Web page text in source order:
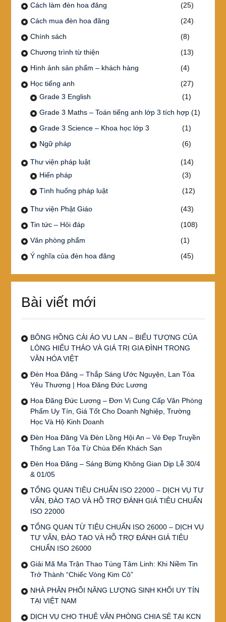
Cách làm đèn hoa đăng
(25)
Cách mua đèn hoa đăng
(24)
Chính sách
(8)
Chương trình từ thiện
(13)
Hình ảnh sản phẩm – khách hàng
(4)
Học tiếng anh
(27)
Grade 3 English
(1)
Grade 3 Maths – Toán tiếng anh lớp 3 tích hợp(1)
Grade 3 Science – Khoa học lớp 3
(1)
Ngữ pháp
(6)
Thư viện pháp luật
(14)
Hiến pháp
(3)
Tình huống pháp luật
(12)
Thư viện Phật Giáo
(43)
Tin tức – Hỏi đáp
(108)
Văn phòng phẩm
(1)
Ý nghĩa của đèn hoa đăng
(45)
Bài viết mới
BÔNG HỒNG CÀI ÁO VU LAN – BIỂU TƯỢNG CỦA
LÒNG HIẾU THẢO VÀ GIÁ TRỊ GIA ĐÌNH TRONG
VĂN HÓA VIỆT
Đèn Hoa Đăng – Thắp Sáng Ước Nguyện, Lan Tỏa
Yêu Thương | Hoa Đăng Đức Lương
Hoa Đăng Đức Lương – Đơn Vị Cung Cấp Văn Phòng
Phẩm Uy Tín, Giá Tốt Cho Doanh Nghiệp, Trường
Học Và Hộ Kinh Doanh
Đèn Hoa Đăng Và Đèn Lồng Hội An – Vẻ Đẹp Truyền
Thống Lan Tỏa Từ Chùa Đến Khách Sạn
Đèn Hoa Đăng – Sáng Bừng Không Gian Dịp Lễ 30/4
& 01/05
TỔNG QUAN TIÊU CHUẨN ISO 22000 – DỊCH VỤ TƯ
VẤN, ĐÀO TẠO VÀ HỖ TRỢ ĐÁNH GIÁ TIÊU CHUẨN
ISO 22000
TỔNG QUAN TỪ TIÊU CHUẨN ISO 26000 – DỊCH VỤ
TƯ VẤN, ĐÀO TẠO VÀ HỖ TRỢ ĐÁNH GIÁ TIÊU
CHUẨN ISO 26000
Giải Mã Ma Trận Thao Túng Tâm Linh: Khi Niềm Tin
Trở Thành “Chiếc Vòng Kim Cô”
NHÀ PHÂN PHỐI NĂNG LƯỢNG SINH KHỐI UY TÍN
TẠI VIỆT NAM
DỊCH VỤ CHO THUÊ VĂN PHÒNG CHIA SẺ TẠI KCN